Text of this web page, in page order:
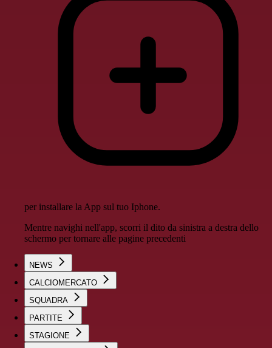
per installare la App sul tuo Iphone.
Mentre navighi nell'app, scorri il dito da sinistra a destra dello
schermo per tornare alle pagine precedenti
NEWS
CALCIOMERCATO
SQUADRA
PARTITE
STAGIONE